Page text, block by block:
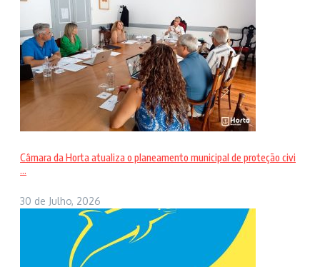
Câmara da Horta atualiza o planeamento municipal de proteção civi
...
30 de Julho, 2026